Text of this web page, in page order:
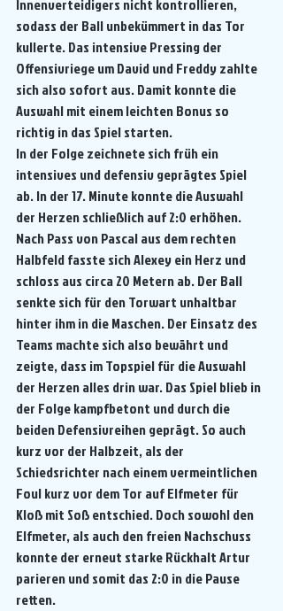
Innenverteidigers nicht kontrollieren,
sodass der Ball unbekümmert in das Tor
kullerte. Das intensive Pressing der
Offensivriege um David und Freddy zahlte
sich also sofort aus. Damit konnte die
Auswahl mit einem leichten Bonus so
richtig in das Spiel starten.
In der Folge zeichnete sich früh ein
intensives und defensiv geprägtes Spiel
ab. In der 17. Minute konnte die Auswahl
der Herzen schließlich auf 2:0 erhöhen.
Nach Pass von Pascal aus dem rechten
Halbfeld fasste sich Alexey ein Herz und
schloss aus circa 20 Metern ab. Der Ball
senkte sich für den Torwart unhaltbar
hinter ihm in die Maschen. Der Einsatz des
Teams machte sich also bewährt und
zeigte, dass im Topspiel für die Auswahl
der Herzen alles drin war. Das Spiel blieb in
der Folge kampfbetont und durch die
beiden Defensivreihen geprägt. So auch
kurz vor der Halbzeit, als der
Schiedsrichter nach einem vermeintlichen
Foul kurz vor dem Tor auf Elfmeter für
Kloß mit Soß entschied. Doch sowohl den
Elfmeter, als auch den freien Nachschuss
konnte der erneut starke Rückhalt Artur
parieren und somit das 2:0 in die Pause
retten.